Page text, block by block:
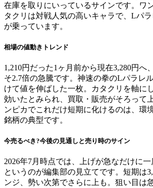
在庫を取りにいっているサインです。ワ
タクリは対戦人気の高いキャラで、Lパ
が乗っています。
相場の値動きトレンド
1,210円だった1ヶ月前から現在3,280円へ
そ2.7倍の急騰です。神速の拳のLパラレ
けて値を伸ばした一枚。カタクリを軸に
効いたとみられ、買取・販売がそろって
ンピカでこれだけ短期に化けるのは、環
銘柄の典型です。
今売るべき?今後の見通しと売り時のサイン
2026年7月時点では、上げが急なだけに
というのが編集部の見立てです。短期は
ンジ、勢い次第でさらに上も。狙い目は